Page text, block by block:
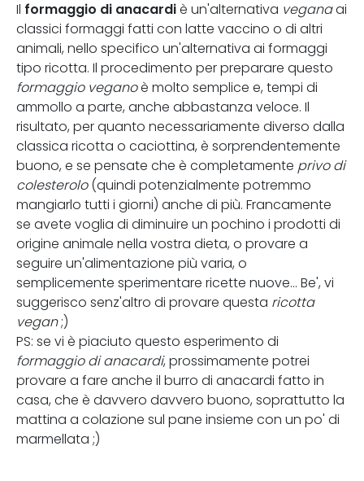
Il formaggio di anacardi è un'alternativa veganaai
classici formaggi fatti con latte vaccino o di altri
animali, nello specifico un'alternativa ai formaggi
tipo ricotta. Il procedimento per preparare questo
formaggio veganoè molto semplice e, tempi di
ammollo a parte, anche abbastanza veloce. Il
risultato, per quanto necessariamente diverso dalla
classica ricotta o caciottina, è sorprendentemente
buono, e se pensate che è completamente privo di
colesterolo(quindi potenzialmente potremmo
mangiarlo tutti i giorni) anche di più. Francamente
se avete voglia di diminuire un pochino i prodotti di
origine animale nella vostra dieta, o provare a
seguire un'alimentazione più varia, o
semplicemente sperimentare ricette nuove... Be', vi
suggerisco senz'altro di provare questa ricotta
vegan;)
PS: se vi è piaciuto questo esperimento di
formaggio di anacardi, prossimamente potrei
provare a fare anche il burro di anacardi fatto in
casa, che è davvero davvero buono, soprattutto la
mattina a colazione sul pane insieme con un po' di
marmellata ;)